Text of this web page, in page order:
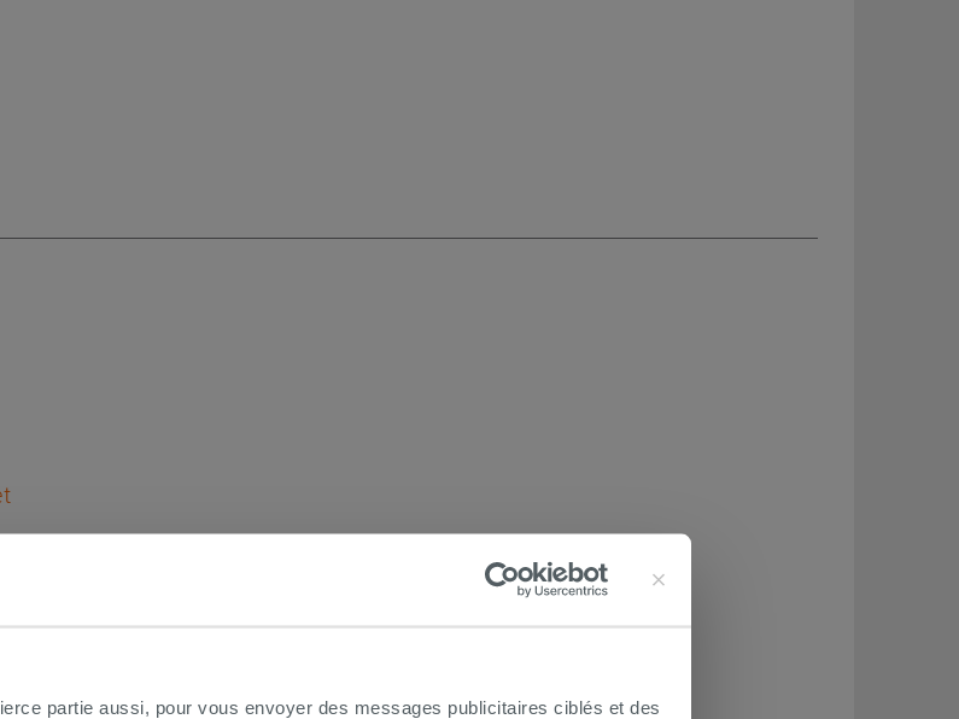
partie aussi, pour vous envoyer des messages publicitaires ciblés et des